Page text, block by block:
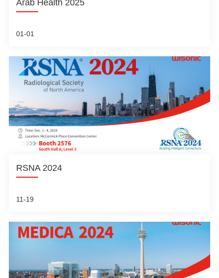
Arab Health 2025
01-01
RSNA 2024
11-19